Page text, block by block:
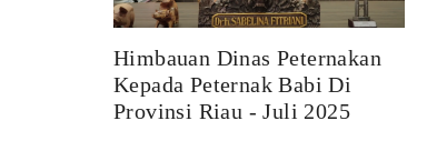
Himbauan Dinas Peternakan
Kepada Peternak Babi Di
Provinsi Riau - Juli 2025